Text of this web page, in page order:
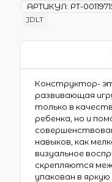
АРТИКУЛ: РТ-
JDLT
Конструктор-
развивающая
только в
ребенка, но и
навыков, как
визуальное
скрепляются
упакован в